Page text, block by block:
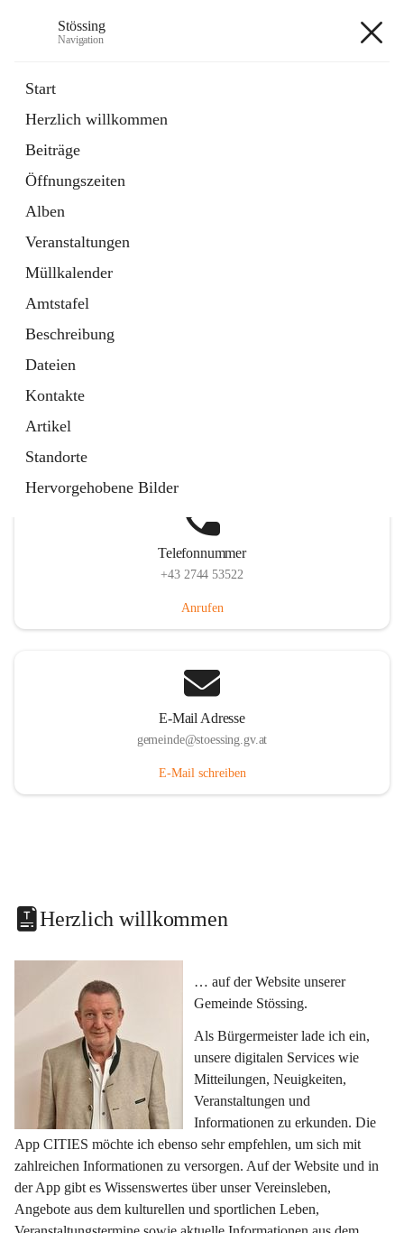
Stössing
Navigation
Start
Herzlich willkommen
Beiträge
Öffnungszeiten
Alben
Veranstaltungen
Müllkalender
Amtstafel
Beschreibung
Dateien
Kontakte
Artikel
Standorte
Hervorgehobene Bilder
Datei
in
Tab
Kindergarten
öffnet
in
neuem
Tab
Telefonnummer
+43 2744 53522
Anrufen
E-Mail Adresse
gemeinde@stoessing.gv.at
E-Mail schreiben
Herzlich willkommen
… auf der Website unserer
Gemeinde Stössing.
Als Bürgermeister lade ich ein,
unsere digitalen Services wie
Mitteilungen, Neuigkeiten,
Veranstaltungen und
Informationen zu erkunden. Die
App CITIES möchte ich ebenso sehr empfehlen, um sich mit
zahlreichen Informationen zu versorgen. Auf der Website und in
der App gibt es Wissenswertes über unser Vereinsleben,
Angebote aus dem kulturellen und sportlichen Leben,